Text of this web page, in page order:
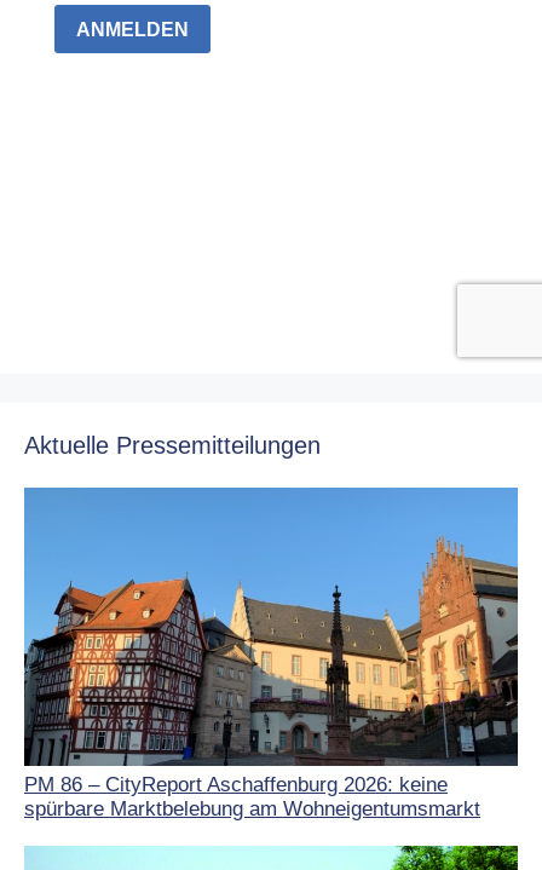
Aktuelle Pressemitteilungen
PM 86 – CityReport Aschaffenburg 2026: keine
spürbare Marktbelebung am Wohneigentumsmarkt